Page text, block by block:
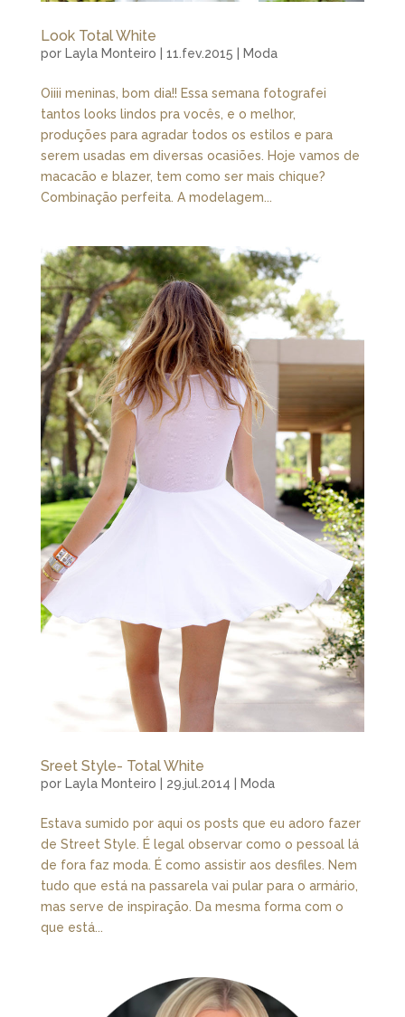
Look Total White
por Layla Monteiro 11.fev.2015 Moda
Oiiii meninas, bom dia!! Essa semana fotografei
tantos looks lindos pra vocês, e o melhor,
produções para agradar todos os estilos e para
serem usadas em diversas ocasiões. Hoje vamos de
macacão e blazer, tem como ser mais chique?
Combinação perfeita. A modelagem...
Sreet Style- Total White
por Layla Monteiro 29.jul.2014 Moda
Estava sumido por aqui os posts que eu adoro fazer
de Street Style. É legal observar como o pessoal lá
de fora faz moda. É como assistir aos desfiles. Nem
tudo que está na passarela vai pular para o armário,
mas serve de inspiração. Da mesma forma com o
que está...